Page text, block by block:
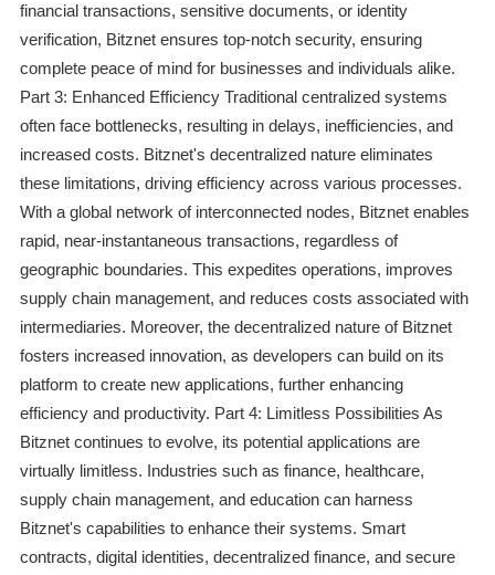
financial transactions, sensitive documents, or identity
verification, Bitznet ensures top-notch security, ensuring
complete peace of mind for businesses and individuals alike.
Part 3: Enhanced Efficiency Traditional centralized systems
often face bottlenecks, resulting in delays, inefficiencies, and
increased costs. Bitznet's decentralized nature eliminates
these limitations, driving efficiency across various processes.
With a global network of interconnected nodes, Bitznet enables
rapid, near-instantaneous transactions, regardless of
geographic boundaries. This expedites operations, improves
supply chain management, and reduces costs associated with
intermediaries. Moreover, the decentralized nature of Bitznet
fosters increased innovation, as developers can build on its
platform to create new applications, further enhancing
efficiency and productivity. Part 4: Limitless Possibilities As
Bitznet continues to evolve, its potential applications are
virtually limitless. Industries such as finance, healthcare,
supply chain management, and education can harness
Bitznet's capabilities to enhance their systems. Smart
contracts, digital identities, decentralized finance, and secure